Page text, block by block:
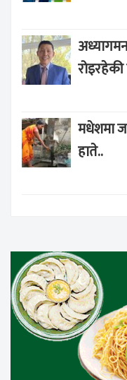
मधेशमा
हाते..